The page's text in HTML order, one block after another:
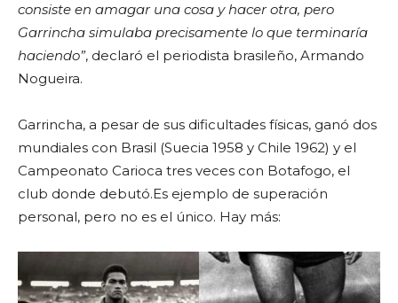
consiste en amagar una cosa y hacer otra, pero
Garrincha simulaba precisamente lo que terminaría
haciendo”, declaró el periodista brasileño, Armando
Nogueira.
Garrincha, a pesar de sus dificultades físicas, ganó dos
mundiales con Brasil (Suecia 1958 y Chile 1962) y el
Campeonato Carioca tres veces con Botafogo, el
club donde debutó.Es ejemplo de superación
personal, pero no es el único. Hay más: